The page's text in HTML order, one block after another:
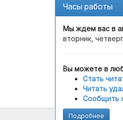
Часы работы
Мы ждем вас в
вторник,
Вы можете в
Стать
Читать
Сообщить
Подробнее